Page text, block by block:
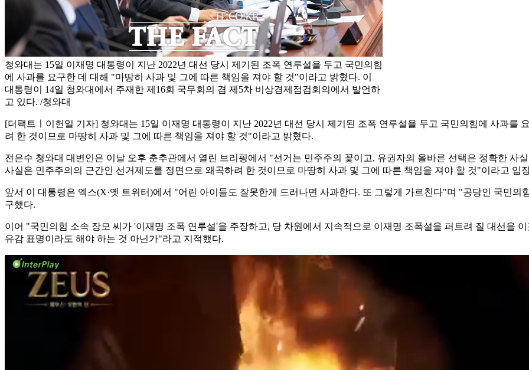
청와대는 15일 이재명 대통령이 지난 2022년 대선 당시 제기된 조폭 연루설을 두고 국민의힘
에 사과를 요구한 데 대해 "마땅히 사과 및 그에 따른 책임을 져야 할 것"이라고 밝혔다. 이
대통령이 14일 청와대에서 주재한 제16회 국무회의 겸 제5차 비상경제점검회의에서 발언하
고 있다. /청와대
[더팩트ㅣ이헌일 기자] 청와대는 15일 이재명 대통령이 지난 2022년 대선 당시 제기된 조폭 연루설을 두고 국민의힘에 사과를
려 한 것이므로 마땅히 사과 및 그에 따른 책임을 져야 할 것"이라고 밝혔다.
전은수 청와대 대변인은 이날 오후 춘추관에서 열린 브리핑에서 "선거는 민주주의 꽃이고, 유권자의 올바른 선택은 정확한 사
사실은 민주주의의 근간인 선거제도를 정면으로 왜곡하려 한 것이므로 마땅히 사과 및 그에 따른 책임을 져야 할 것"이라고 입
앞서 이 대통령은 엑스(X·옛 트위터)에서 "어린 아이들도 잘못한게 드러나면 사과한다. 또 그렇게 가르친다"며 "공당인 국민
구했다.
이어 "국민의힘 소속 장모 씨가 '이재명 조폭 연루설'을 주장하고, 당 차원에서 지속적으로 이재명 조폭설을 퍼트려 질 대선을
유감 표명이라도 해야 하는 것 아닌가"라고 지적했다.